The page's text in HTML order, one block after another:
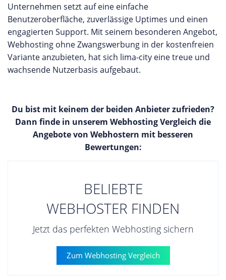
Unternehmen setzt auf eine einfache
Benutzeroberfläche, zuverlässige Uptimes und einen
engagierten Support. Mit seinem besonderen Angebot,
Webhosting ohne Zwangswerbung in der kostenfreien
Variante anzubieten, hat sich lima-city eine treue und
wachsende Nutzerbasis aufgebaut.
Du bist mit keinem der beiden Anbieter zufrieden?
Dann finde in unserem Webhosting Vergleich die
Angebote von Webhostern mit besseren
Bewertungen:
BELIEBTE
WEBHOSTER FINDEN
Jetzt das perfekten Webhosting sichern
Zum Webhosting Vergleich